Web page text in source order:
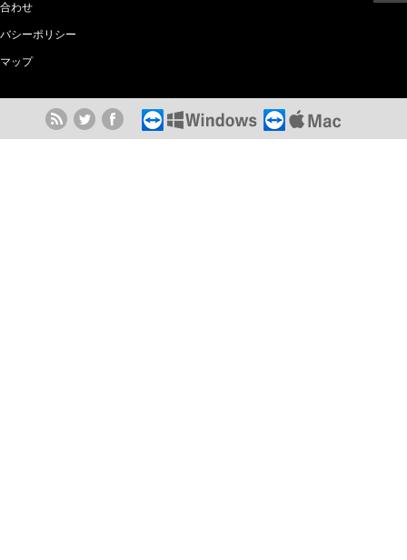
わせ
シーポリシー
ップ